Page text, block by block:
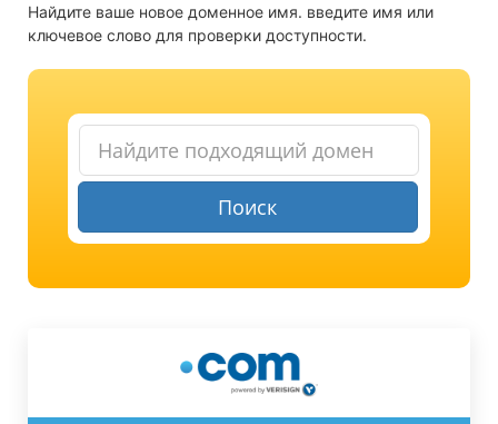
Найдите ваше новое доменное имя. введите имя или
ключевое слово для проверки доступности.
Поиск